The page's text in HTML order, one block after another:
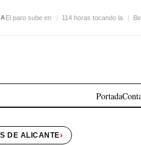
El paro sube en 114 horas tocando la
Portada
DE ALICANTE›